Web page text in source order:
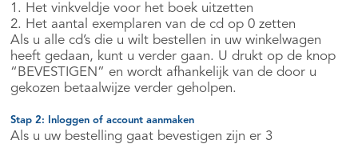
1. Het vinkveldje voor het boek uitzetten
2. Het aantal exemplaren van de cd op 0 zetten
Als u alle cd’s die u wilt bestellen in uw winkelwagen
heeft gedaan, kunt u verder gaan. U drukt op de knop
“BEVESTIGEN” en wordt afhankelijk van de door u
gekozen betaalwijze verder geholpen.
Stap 2: Inloggen of account aanmaken
Als u uw bestelling gaat bevestigen zijn er 3